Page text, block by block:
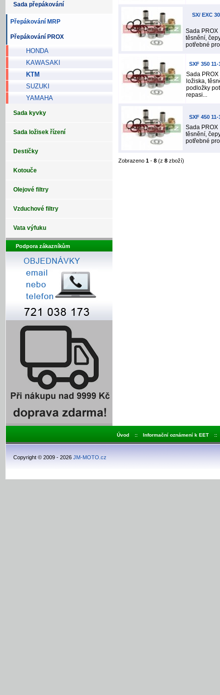
Sada přepákování
Přepákování MRP
Přepákování PROX
HONDA
KAWASAKI
KTM
SUZUKI
YAMAHA
Sada kyvky
Sada ložisek řízení
Destičky
Kotouče
Olejové filtry
Vzduchové filtry
Vata výfuku
Podpora zákazníkům
SX/ EXC
Sada
těsnění,
potřebné
SXF 350
Sada
ložiska,
podložky
repasi...
SXF 450
Sada
těsnění,
potřebné
Zobrazeno 1- 8(z 8zboží)
Úvod :: Informační oznámení k EET ::
Copyright © 2009 - 2026 JM-MOTO.cz